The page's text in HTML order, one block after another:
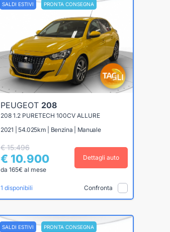
SALDI ESTIVI PRONTA CONSEGNA
PEUGEOT 208
208 1.2 PURETECH 100CV ALLURE
2021 | 54.025km | Benzina | Manuale
€ 15.496
€ 10.900
da 165€ al mese
Dettagli auto
1 disponibili Confronta
SALDI ESTIVI PRONTA CONSEGNA